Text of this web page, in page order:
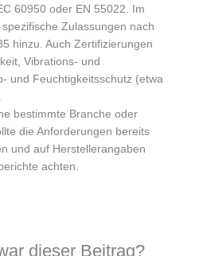
60950 oder EN 55022. Im
Zulassungen nach
hinzu. Auch Zertifizierungen
Vibrations- und
und Feuchtigkeitsschutz (etwa
bestimmte Branche oder
die Anforderungen bereits
und auf Herstellerangaben
achten.
dieser Beitrag?